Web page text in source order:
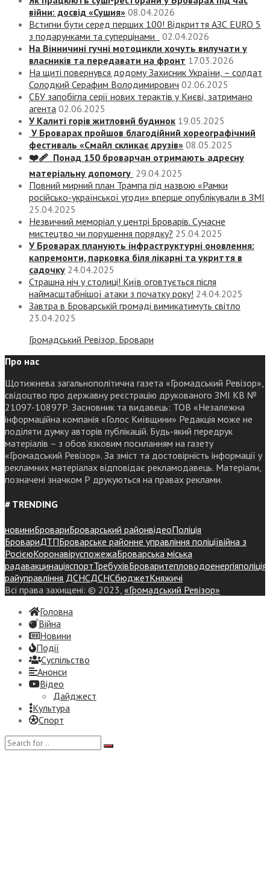
війни: досвід «Сушия» 08.04.2026
Встигни бути серед перших 100! Відкриття АЗС EURO 5
з подарунками та суперцінами
02.04.2026
На Вінничині гучні мотоцикли хочуть вилучати у
власників та передавати на фронт 17.03.2026
На щиті повернувся додому Захисник України, – солдат
Солодкий Серафим Володимирович 02.06.2025
СБУ запобігла серії нових терактів у Києві, затримано
агента 02.06.2025
У Калиті горів житловий будинок 19.05.2025
У Броварах пройшов благодійний хореографічний
фестиваль «Смайл скликає друзів» 08.05.2025
❤️‍🩹 Понад 150 броварчан отримають адресну
матеріальну допомогу 29.04.2025
Повний мирний план Трампа під назвою «‎Рамки
російсько-української угоди» вперше опублікували в ЗМІ
25.04.2025
Незвичний меморіал у центрі Броварів. Сучасне
мистецтво чи порушення порядку? 25.04.2025
У Броварах планують інфраструктурні оновлення:
капремонти, парковка біля лікарні та укриття в
садочку 24.04.2025
Страшна ніч у столиці! Київ оговтується після
наймасштабнішої атаки з початку року! 24.04.2025
Завтра в Броварській громаді вимикатимуть світло
23.04.2025
Громадський Ревізор. Бровари
Про нас
Щотижнева загальнополітична газета «Громадський Ревізор»,
свідоцтво про державну реєстрацію друкованого ЗМІ КВ №
21097-10897Р. Засновник та видавець: ТОВ «Незалежна
інформаційна компанія «Голос Київщини» Редакція може не
поділяти думку авторів публікацій. Будь-який передрук
матеріалів – з обов’язковим посиланням на газету
«Громадський Ревізор». За зміст та достовірність інформації у
рекламних матеріалах відповідає рекламодавець. Матеріали,
позначені значком Р друкуються на правах реклами.
# TRENDING
новиниБровариБроварський районвідеоПоліція
БровариДТПБроварське районне управління поліціївійна з
РосієюКоронавіруспожежаБроварська міська
радавакцинаціяспортТребухівБроваритепловодоенергіяполіція
райуправління ДСНСДСНСбюджетКняжичі
Всі права захищені: © 2023, «Громадський Ревізор»
Головна
Війна
Новини
Події
Суспiльство
Анонси
Відео
Дайджест
Культура
Спорт